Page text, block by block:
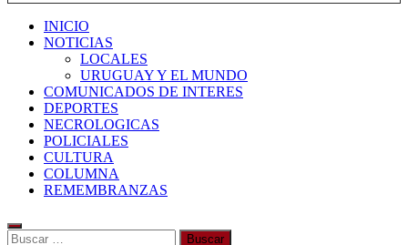
INICIO
NOTICIAS
LOCALES
URUGUAY Y EL MUNDO
COMUNICADOS DE INTERES
DEPORTES
NECROLOGICAS
POLICIALES
CULTURA
COLUMNA
REMEMBRANZAS
Buscar: